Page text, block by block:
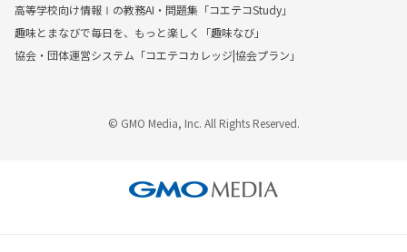
高等学校向け情報Ⅰの教務AI・問題集「コエテコStudy」
趣味とまなびで毎日を、もっと楽しく「趣味なび」
協会・団体運営システム「コエテコカレッジ|協会プラン」
© GMO Media, Inc. All Rights Reserved.